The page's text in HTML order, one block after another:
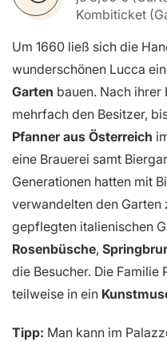
Kombiticket
Um 1660 ließ sich die
wunderschönen Lucca
Garten bauen. Nach ihrer
mehrfach den Besitzer,
Pfanner aus Österreich
eine Brauerei samt
Generationen hatten mit
verwandelten den
gepflegten italienischen
Rosenbüsche,
die Besucher. Die Familie
teilweise in ein
Tipp: Man kann im